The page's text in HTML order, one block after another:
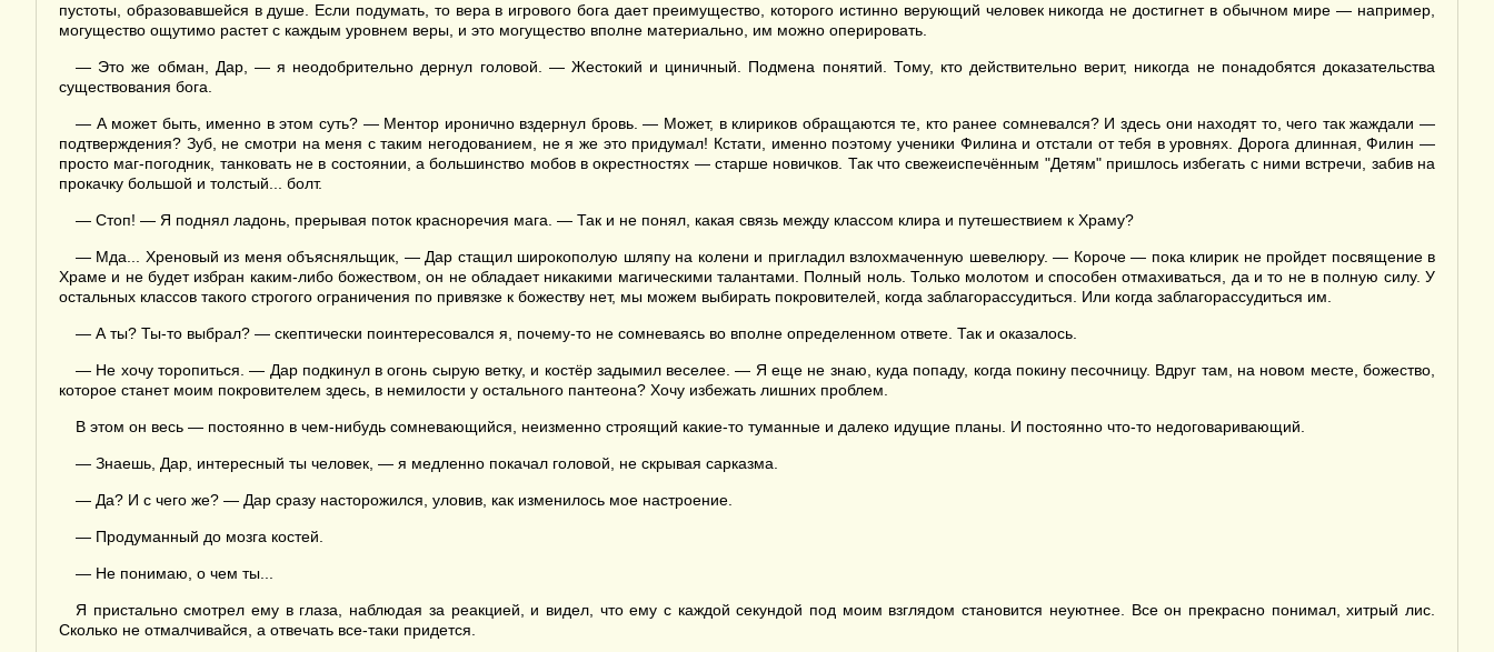
пустоты, образовавшейся в душе. Если подумать, то вера в игрового бога дает преимущество, которого истинно верующий человек никогда не достигнет в обычном мире — например,
могущество ощутимо растет с каждым уровнем веры, и это могущество вполне материально, им можно оперировать.
— Это же обман, Дар, — я неодобрительно дернул головой. — Жестокий и циничный. Подмена понятий. Тому, кто действительно верит, никогда не понадобятся доказательства
существования бога.
— А может быть, именно в этом суть? — Ментор иронично вздернул бровь. — Может, в клириков обращаются те, кто ранее сомневался? И здесь они находят то, чего так жаждали —
подтверждения? Зуб, не смотри на меня с таким негодованием, не я же это придумал! Кстати, именно поэтому ученики Филина и отстали от тебя в уровнях. Дорога длинная, Филин —
просто маг-погодник, танковать не в состоянии, а большинство мобов в окрестностях — старше новичков. Так что свежеиспечённым "Детям" пришлось избегать с ними встречи, забив на
прокачку большой и толстый... болт.
— Стоп! — Я поднял ладонь, прерывая поток красноречия мага. — Так и не понял, какая связь между классом клира и путешествием к Храму?
— Мда... Хреновый из меня объясняльщик, — Дар стащил широкополую шляпу на колени и пригладил взлохмаченную шевелюру. — Короче — пока клирик не пройдет посвящение в
Храме и не будет избран каким-либо божеством, он не обладает никакими магическими талантами. Полный ноль. Только молотом и способен отмахиваться, да и то не в полную силу. У
остальных классов такого строгого ограничения по привязке к божеству нет, мы можем выбирать покровителей, когда заблагорассудиться. Или когда заблагорассудиться им.
— А ты? Ты-то выбрал? — скептически поинтересовался я, почему-то не сомневаясь во вполне определенном ответе. Так и оказалось.
— Не хочу торопиться. — Дар подкинул в огонь сырую ветку, и костёр задымил веселее. — Я еще не знаю, куда попаду, когда покину песочницу. Вдруг там, на новом месте, божество,
которое станет моим покровителем здесь, в немилости у остального пантеона? Хочу избежать лишних проблем.
В этом он весь — постоянно в чем-нибудь сомневающийся, неизменно строящий какие-то туманные и далеко идущие планы. И постоянно что-то недоговаривающий.
— Знаешь, Дар, интересный ты человек, — я медленно покачал головой, не скрывая сарказма.
— Да? И с чего же? — Дар сразу насторожился, уловив, как изменилось мое настроение.
— Продуманный до мозга костей.
— Не понимаю, о чем ты...
Я пристально смотрел ему в глаза, наблюдая за реакцией, и видел, что ему с каждой секундой под моим взглядом становится неуютнее. Все он прекрасно понимал, хитрый лис.
Сколько не отмалчивайся, а отвечать все-таки придется.